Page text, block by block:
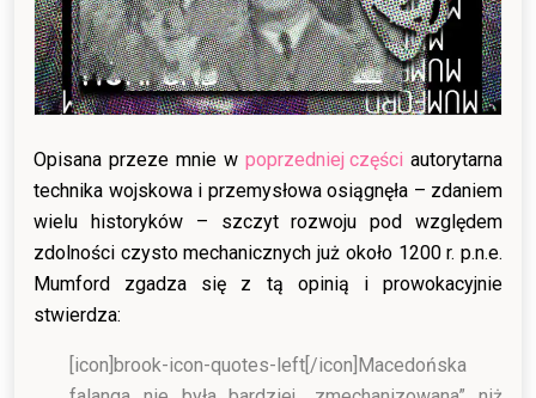
Opisana przeze mnie w poprzedniej części autorytarna
technika wojskowa i przemysłowa osiągnęła – zdaniem
wielu historyków – szczyt rozwoju pod względem
zdolności czysto mechanicznych już około 1200 r. p.n.e.
Mumford zgadza się z tą opinią i prowokacyjnie
stwierdza:
[icon]brook-icon-quotes-left[/icon] Macedońska